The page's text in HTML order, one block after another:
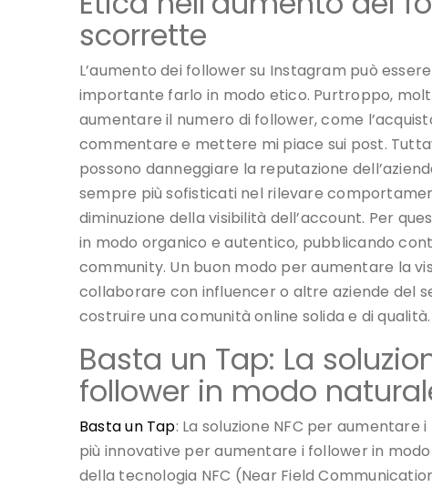
scorrette
L’aumento dei follower su Instagram può
importante farlo in modo etico. Purtroppo,
aumentare il numero di follower, come
commentare e mettere mi piace sui post.
possono danneggiare la reputazione
sempre più sofisticati nel rilevare
diminuzione della visibilità dell’account. Per
in modo organico e autentico, pubblicando
community. Un buon modo per aumentare la
collaborare con influencer o altre aziende del
costruire una comunità online solida e di qualità.
Basta un Tap: La
follower in modo
Basta un Tap: La soluzione NFC per
più innovative per aumentare i follower in
della tecnologia NFC (Near Field